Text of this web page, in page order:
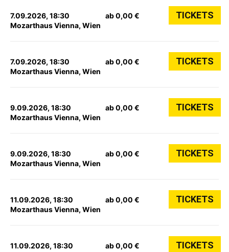
7.09.2026, 18:30
Mozarthaus Vienna, Wien
ab 0,00 € TICKETS
7.09.2026, 18:30
Mozarthaus Vienna, Wien
ab 0,00 € TICKETS
9.09.2026, 18:30
Mozarthaus Vienna, Wien
ab 0,00 € TICKETS
9.09.2026, 18:30
Mozarthaus Vienna, Wien
ab 0,00 € TICKETS
11.09.2026, 18:30
Mozarthaus Vienna, Wien
ab 0,00 € TICKETS
11.09.2026, 18:30
ab 0,00 € TICKETS